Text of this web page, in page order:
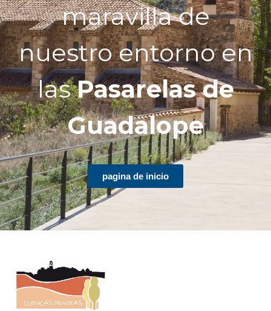
maravilla de
nuestro entorno en
lasPasarelas de
Guadalope
pagina de inicio